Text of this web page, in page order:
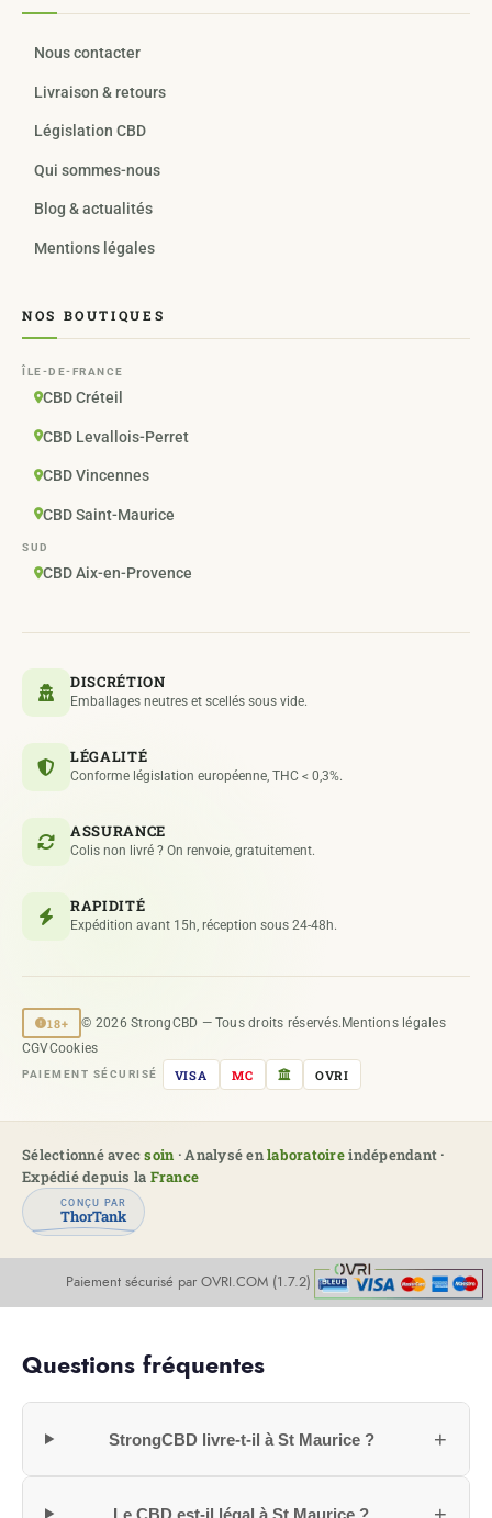
Nous contacter
Livraison & retours
Législation CBD
Qui sommes-nous
Blog & actualités
Mentions légales
NOS BOUTIQUES
ÎLE-DE-FRANCE
CBD Créteil
CBD Levallois-Perret
CBD Vincennes
CBD Saint-Maurice
SUD
CBD Aix-en-Provence
DISCRÉTION
Emballages neutres et scellés sous vide.
LÉGALITÉ
Conforme législation européenne, THC < 0,3%.
ASSURANCE
Colis non livré ? On renvoie, gratuitement.
RAPIDITÉ
Expédition avant 15h, réception sous 24-48h.
18+ © 2026 StrongCBD — Tous droits réservés.Mentions légales
CGVCookies
PAIEMENT SÉCURISÉ VISA MC OVRI
Sélectionné avecsoin · Analysé enlaboratoireindépendant ·
Expédié depuis la France
CONÇU PAR
ThorTank
Paiement sécurisé par OVRI.COM (1.7.2)
Questions fréquentes
StrongCBD livre-t-il à St Maurice ? +
Le CBD est-il légal à St Maurice ?